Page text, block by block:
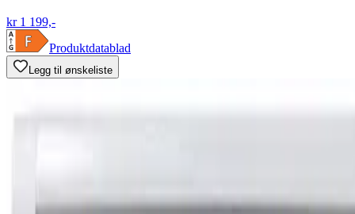
kr 1 199,-
Produktdatablad
Legg til ønskeliste